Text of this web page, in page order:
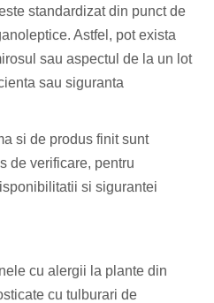
standardizat din punct de
Astfel, pot exista
sau aspectul de la un lot
sau siguranta
si de produs finit sunt
de verificare, pentru
si sigurantei
cu alergii la plante din
cu tulburari de